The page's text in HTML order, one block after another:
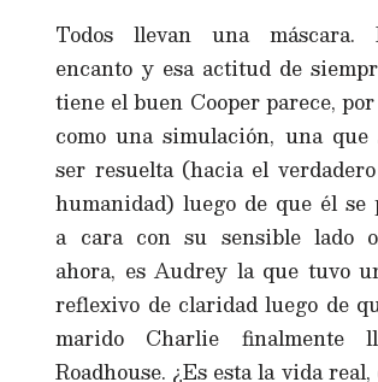
Todos llevan una máscara.
encanto y esa actitud de
tiene el buen Cooper parece,
como una simulación, una que
ser resuelta (hacia el
humanidad) luego de que él se
a cara con su sensible lado
ahora, es Audrey la que tuvo
reflexivo de claridad luego de
marido Charlie finalmente
Roadhouse. ¿Es esta la vida real,